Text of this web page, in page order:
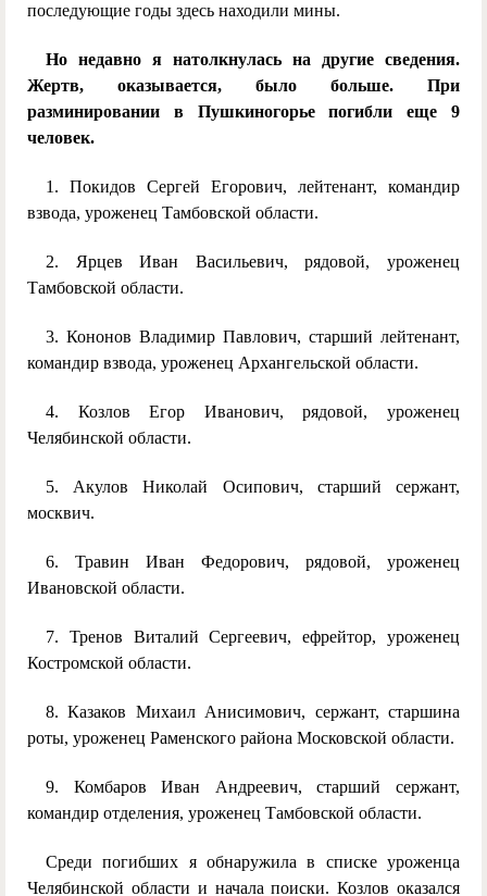
последующие годы здесь находили мины.
Но недавно я натолкнулась на другие сведения.
Жертв, оказывается, было больше. При
разминировании в Пушкиногорье погибли еще 9
человек.
1. Покидов Сергей Егорович, лейтенант, командир
взвода, уроженец Тамбовской области.
2. Ярцев Иван Васильевич, рядовой, уроженец
Тамбовской области.
3. Кононов Владимир Павлович, старший лейтенант,
командир взвода, уроженец Архангельской области.
4. Козлов Егор Иванович, рядовой, уроженец
Челябинской области.
5. Акулов Николай Осипович, старший сержант,
москвич.
6. Травин Иван Федорович, рядовой, уроженец
Ивановской области.
7. Тренов Виталий Сергеевич, ефрейтор, уроженец
Костромской области.
8. Казаков Михаил Анисимович, сержант, старшина
роты, уроженец Раменского района Московской области.
9. Комбаров Иван Андреевич, старший сержант,
командир отделения, уроженец Тамбовской области.
Среди погибших я обнаружила в списке уроженца
Челябинской области и начала поиски. Козлов оказался